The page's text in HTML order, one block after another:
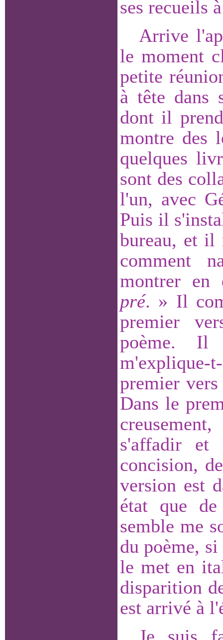
ses recueils
Arrive
le moment
petite
à tête dans
dont il
montre des
quelques
sont des
l'un, avec
Puis il
bureau, et il
comment
montrer en
pré. » Il
premier
poème. Il
premier
Dans le
s'affadir et
concision,
version est
état que
semble me
du poème,
le met en
disparition
est arrivé à